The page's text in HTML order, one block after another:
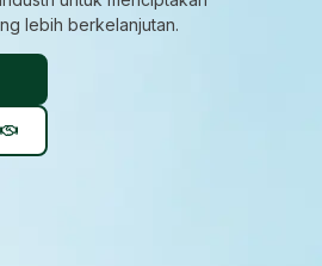
lebih berkelanjutan.